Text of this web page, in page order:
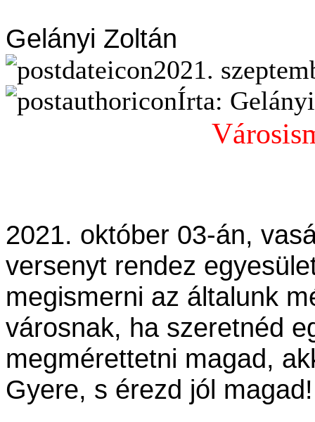
Gelányi Zoltán
2021.
Írta:
2021. október 03-án,
versenyt rendez
megismerni az általunk
városnak, ha szeretnéd
megmérettetni magad,
Gyere, s érezd jól magad!